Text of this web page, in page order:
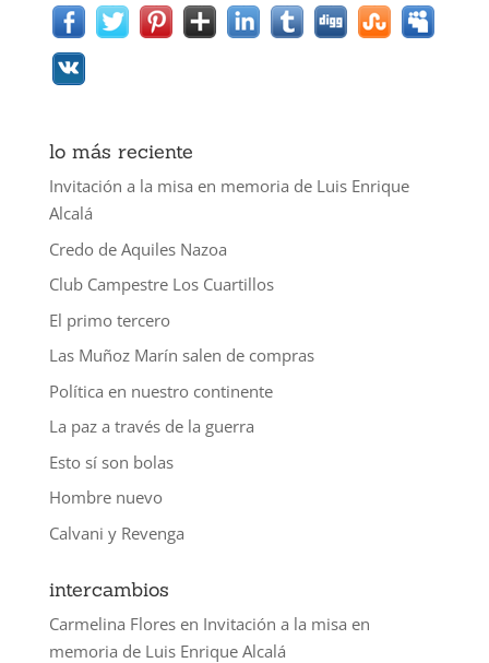
lo más reciente
Invitación a la misa en memoria de Luis Enrique
Alcalá
Credo de Aquiles Nazoa
Club Campestre Los Cuartillos
El primo tercero
Las Muñoz Marín salen de compras
Política en nuestro continente
La paz a través de la guerra
Esto sí son bolas
Hombre nuevo
Calvani y Revenga
intercambios
Carmelina Floresen Invitación a la misa en
memoria de Luis Enrique Alcalá